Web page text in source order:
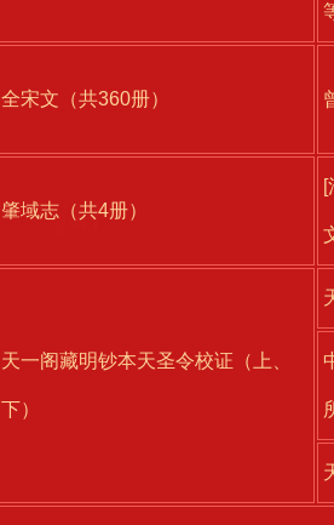
全宋文（共360册）
肇域志（共4册）
天一阁藏明钞本天圣令校证（上、
下）